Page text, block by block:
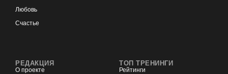
Любовь
Счастье
РЕДАКЦИЯ
О проекте
ТОП ТРЕНИНГИ
Рейтинги